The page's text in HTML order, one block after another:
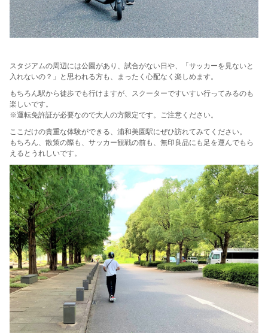
スタジアムの周辺には公園があり、試合がない日や、「サッカーを見ないと
入れないの？」と思われる方も、まったく心配なく楽しめます。
もちろん駅から徒歩でも行けますが、スクーターですいすい行ってみるのも
楽しいです。
※運転免許証が必要なので大人の方限定です。ご注意ください。
ここだけの貴重な体験ができる、浦和美園駅にぜひ訪れてみてください。
もちろん、散策の際も、サッカー観戦の前も、無印良品にも足を運んでもら
えるとうれしいです。